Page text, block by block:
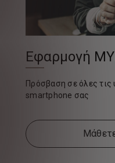
Εφαρμογή
Πρόσβαση σε όλες τις
smartphone σας